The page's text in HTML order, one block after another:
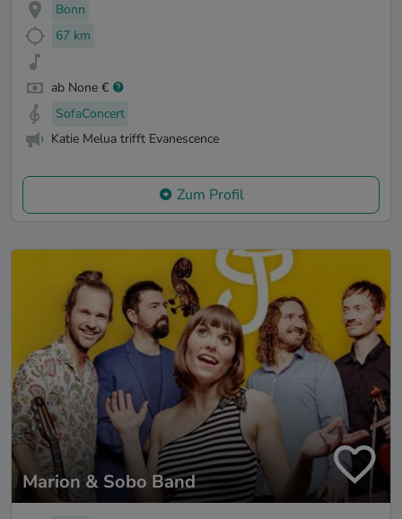
Bonn
67 km
ab None €
SofaConcert
Katie Melua trifft Evanescence
Zum Profil
Marion & Sobo Band